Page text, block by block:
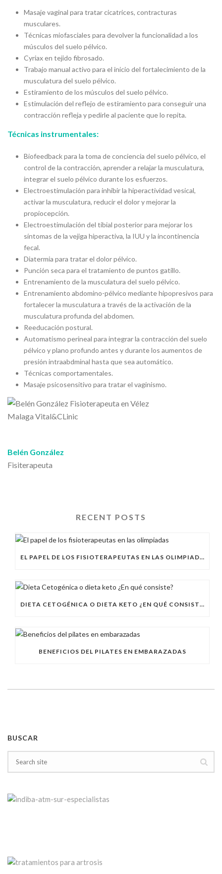
Masaje vaginal para tratar cicatrices, contracturas
musculares.
Técnicas miofasciales para devolver la funcionalidad a los
músculos del suelo pélvico.
Cyriax en tejido fibrosado.
Trabajo manual activo para el inicio del fortalecimiento de la
musculatura del suelo pélvico.
Estiramiento de los músculos del suelo pélvico.
Estimulación del reflejo de estiramiento para conseguir una
contracción refleja y pedirle al paciente que lo repita.
Técnicas instrumentales:
Biofeedback para la toma de conciencia del suelo pélvico, el
control de la contracción, aprender a relajar la musculatura,
integrar el suelo pélvico durante los esfuerzos.
Electroestimulación para inhibir la hiperactividad vesical,
activar la musculatura, reducir el dolor y mejorar la
propiocepción.
Electroestimulación del tibial posterior para mejorar los
síntomas de la vejiga hiperactiva, la IUU y la incontinencia
fecal.
Diatermia para tratar el dolor pélvico.
Punción seca para el tratamiento de puntos gatillo.
Entrenamiento de la musculatura del suelo pélvico.
Entrenamiento abdomino-pélvico mediante hipopresivos para
fortalecer la musculatura a través de la activación de la
musculatura profunda del abdomen.
Reeducación postural.
Automatismo perineal para integrar la contracción del suelo
pélvico y plano profundo antes y durante los aumentos de
presión intraabdminal hasta que sea automático.
Técnicas comportamentales.
Masaje psicosensitivo para tratar el vaginismo.
Belén González
Fisiterapeuta
RECENT POSTS
EL PAPEL DE LOS FISIOTERAPEUTAS EN LAS OLIMPIADAS
DIETA CETOGÉNICA O DIETA KETO ¿EN QUÉ CONSISTE?
BENEFICIOS DEL PILATES EN EMBARAZADAS
BUSCAR